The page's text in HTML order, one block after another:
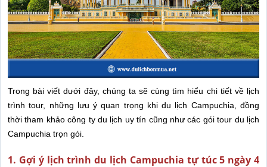
Trong bài viết dưới đây, chúng ta sẽ cùng tìm hiểu chi tiết về lịch
trình tour, những lưu ý quan trọng khi du lịch Campuchia, đồng
thời tham khảo công ty du lịch uy tín cũng như các gói tour du lịch
Campuchia trọn gói.
1. Gợi ý lịch trình du lịch Campuchia tự túc 5 ngày 4